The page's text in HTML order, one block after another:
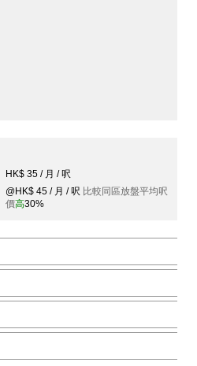
HK$ 35 / 月 / 呎
@HK$ 45 / 月 / 呎 比較同區放盤平均呎
價高30%